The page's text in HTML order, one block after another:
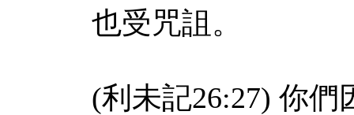
也受咒詛。
(利未記26:27) 你